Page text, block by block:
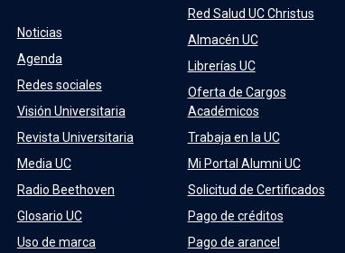
Noticias
Agenda
Redes sociales
Visión Universitaria
Revista Universitaria
Media UC
Radio Beethoven
Glosario UC
Uso de marca
Red Salud UC Christus
Almacén UC
Librerías UC
Oferta de Cargos
Académicos
Trabaja en la UC
Mi Portal Alumni UC
Solicitud de Certificados
Pago de créditos
Pago de arancel